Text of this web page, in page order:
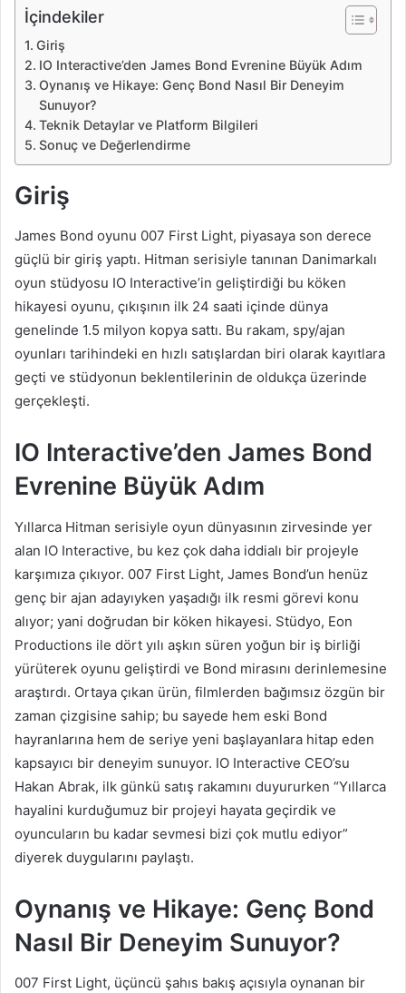
e
İçindekiler
Giriş
IO Interactive’den James Bond Evrenine Büyük Adım
Oynanış ve Hikaye: Genç Bond Nasıl Bir Deneyim
Sunuyor?
Teknik Detaylar ve Platform Bilgileri
Sonuç ve Değerlendirme
Giriş
James Bond oyunu 007 First Light, piyasaya son derece
güçlü bir giriş yaptı. Hitman serisiyle tanınan Danimarkalı
oyun stüdyosu IO Interactive’in geliştirdiği bu köken
hikayesi oyunu, çıkışının ilk 24 saati içinde dünya
genelinde 1.5 milyon kopya sattı. Bu rakam, spy/ajan
oyunları tarihindeki en hızlı satışlardan biri olarak kayıtlara
geçti ve stüdyonun beklentilerinin de oldukça üzerinde
gerçekleşti.
IO Interactive’den James Bond
Evrenine Büyük Adım
Yıllarca Hitman serisiyle oyun dünyasının zirvesinde yer
alan IO Interactive, bu kez çok daha iddialı bir projeyle
karşımıza çıkıyor. 007 First Light, James Bond’un henüz
genç bir ajan adayıyken yaşadığı ilk resmi görevi konu
alıyor; yani doğrudan bir köken hikayesi. Stüdyo, Eon
Productions ile dört yılı aşkın süren yoğun bir iş birliği
yürüterek oyunu geliştirdi ve Bond mirasını derinlemesine
araştırdı. Ortaya çıkan ürün, filmlerden bağımsız özgün bir
zaman çizgisine sahip; bu sayede hem eski Bond
hayranlarına hem de seriye yeni başlayanlara hitap eden
kapsayıcı bir deneyim sunuyor. IO Interactive CEO’su
Hakan Abrak, ilk günkü satış rakamını duyururken “Yıllarca
hayalini kurduğumuz bir projeyi hayata geçirdik ve
oyuncuların bu kadar sevmesi bizi çok mutlu ediyor”
diyerek duygularını paylaştı.
Oynanış ve Hikaye: Genç Bond
Nasıl Bir Deneyim Sunuyor?
007 First Light, üçüncü şahıs bakış açısıyla oynanan bir